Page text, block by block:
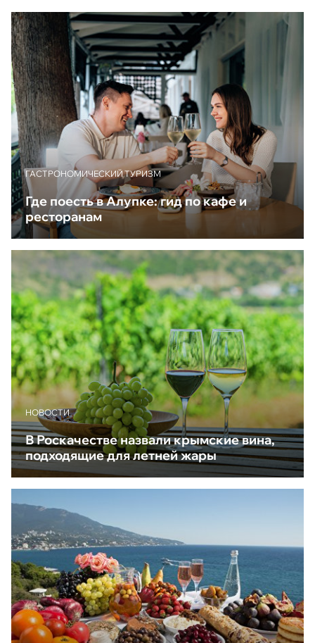
ГАСТРОНОМИЧЕСКИЙ ТУРИЗМ
Где поесть в Алупке: гид по кафе и
ресторанам
НОВОСТИ
В Роскачестве назвали крымские вина,
подходящие для летней жары